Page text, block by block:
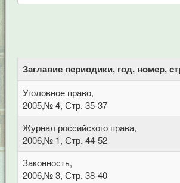
Заглавие периодики, год, номер,
Уголовное право,
2005,№ 4, Стр. 35-37
Журнал российского права,
2006,№ 1, Стр. 44-52
Законность,
2006,№ 3, Стр. 38-40